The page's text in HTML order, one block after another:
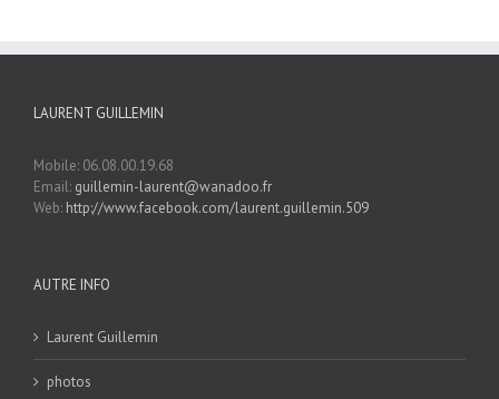
LAURENT GUILLEMIN
Mobile: 06.08.00.19.68
Email: guillemin-laurent@wanadoo.fr
Web: http://www.facebook.com/laurent.guillemin.509
AUTRE INFO
Laurent Guillemin
photos